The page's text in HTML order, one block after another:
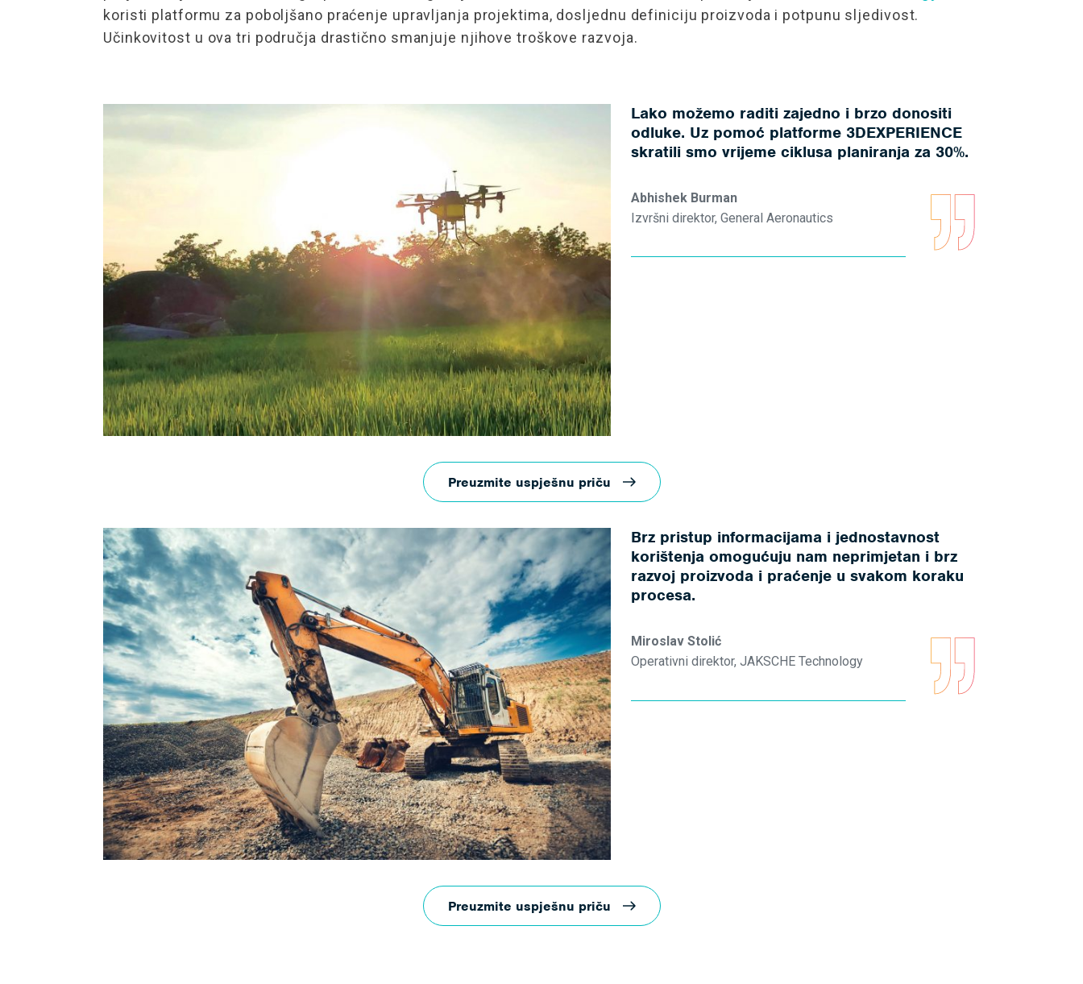
koristi platformu za poboljšano praćenje upravljanja projektima, dosljednu definiciju proizvoda i potpunu sljedivost.
Učinkovitost u ova tri područja drastično smanjuje njihove troškove razvoja.
Lako možemo raditi zajedno i brzo donositi
odluke. Uz pomoć platforme 3DEXPERIENCE
skratili smo vrijeme ciklusa planiranja za 30%.
Abhishek Burman
Izvršni direktor, General Aeronautics
Preuzmite uspješnu priču
Brz pristup informacijama i jednostavnost
korištenja omogućuju nam neprimjetan i brz
razvoj proizvoda i praćenje u svakom koraku
procesa.
Miroslav Stolić
Operativni direktor, JAKSCHE Technology
Preuzmite uspješnu priču